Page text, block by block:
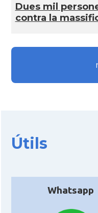
Dues mil
contra la
Útils
Whatsapp